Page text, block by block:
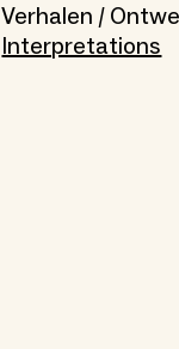
Verhalen /
Interpretations